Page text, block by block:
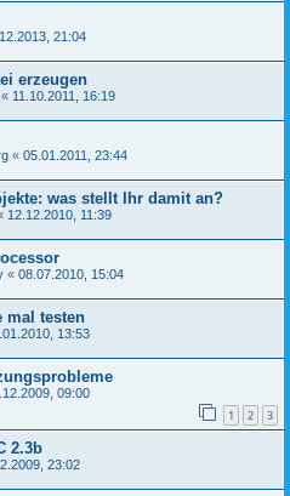
21:04
erzeugen
« 11.10.2011, 16:19
« 05.01.2011, 23:44
was stellt Ihr damit an?
12.12.2010, 11:39
« 08.07.2010, 15:04
mal testen
13:53
09:00
1 2 3
2.3b
23:02